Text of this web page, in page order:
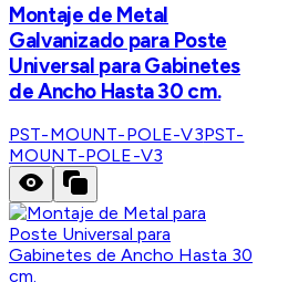
Montaje de Metal
Galvanizado para Poste
Universal para Gabinetes
de Ancho Hasta 30 cm.
PST-MOUNT-POLE-V3PST-
MOUNT-POLE-V3